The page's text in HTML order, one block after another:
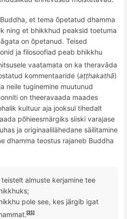
et tema õpetatud dhamma
ning et bhikkhud peaksid toetuma
on õpetanud. Teised
ja filosoofiad peab bhikkhu
vaatamata on ka theravāda
kommentaaride (aṭṭhakathā)
neile tuginemine muutunud
on theeravaada maades
kultuur aja jooksul tihedalt
põhieesmärgiks siiski varajase
ja originaalilähedane säilitamine
dhamma teostus rajaneb Buddha
teistelt almuste kerjamine tee
pole see, kes järgib igat
[21]